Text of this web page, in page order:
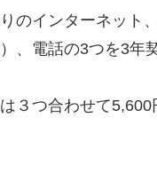
のインターネット
、電話の3つを3年
３つ合わせて5,600